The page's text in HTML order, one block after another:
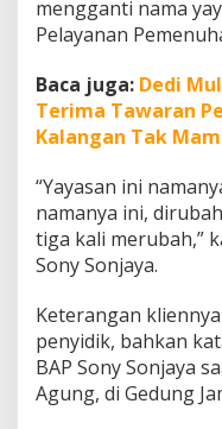
u
D
u
g
n
K
o
s
i
M
B
G
mengganti nama
Pelayanan
Baca juga: Dedi
Terima Tawaran
Kalangan Tak
“Yayasan ini
namanya ini,
tiga kali merubah,”
Sony Sonjaya.
Keterangan
penyidik, bahkan
BAP Sony Sonjaya
Agung, di Gedung